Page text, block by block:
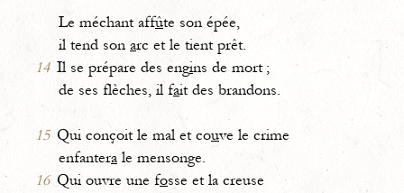
Le méchant affûte son épée,
il tend son arc et le tient prêt.
14 Il se prépare des engins de mort ;
de ses flèches, il fait des brandons.
15 Qui conçoit le mal et couve le crime
enfanterale mensonge.
16 Qui ouvre une fosse et la creuse